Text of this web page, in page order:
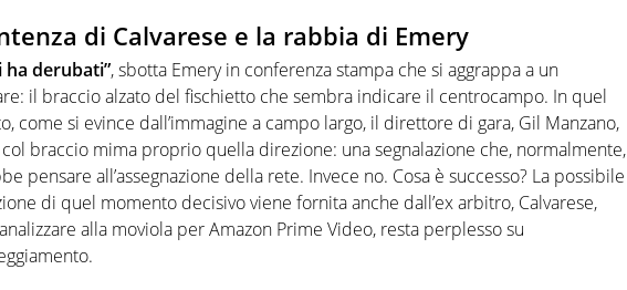
di Calvarese e la rabbia di Emery
ha derubati”, sbotta Emery in conferenza stampa che si aggrappa a un
il braccio alzato del fischietto che sembra indicare il centrocampo. In quel
come si evince dall’immagine a campo largo, il direttore di gara, Gil Manzano,
braccio mima proprio quella direzione: una segnalazione che, normalmente,
pensare all’assegnazione della rete. Invece no. Cosa è successo? La possibile
di quel momento decisivo viene fornita anche dall’ex arbitro, Calvarese,
alla moviola per Amazon Prime Video, resta perplesso su